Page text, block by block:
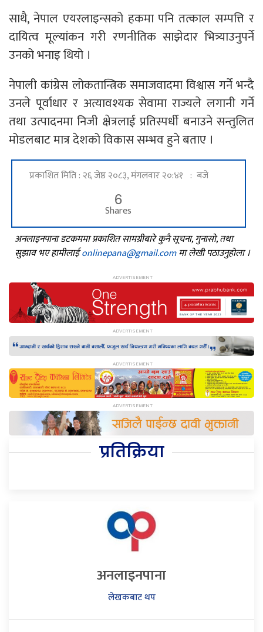
साथै, नेपाल एयरलाइन्सको हकमा पनि तत्काल सम्पत्ति र
दायित्व मूल्यांकन गरी रणनीतिक साझेदार भित्र्याउनुपर्ने
उनको भनाइ थियो ।
नेपाली कांग्रेस लोकतान्त्रिक समाजवादमा विश्वास गर्ने भन्दै
उनले पूर्वाधार र अत्यावश्यक सेवामा राज्यले लगानी गर्ने
तथा उत्पादनमा निजी क्षेत्रलाई प्रतिस्पर्धी बनाउने सन्तुलित
मोडलबाट मात्र देशको विकास सम्भव हुने बताए ।
प्रकाशित मिति : २६ जेष्ठ २०८३, मंगलवार २०:४१ : बजे
6
Shares
अनलाइनपाना डटकममा प्रकाशित सामग्रीबारे कुनै सूचना, गुनासो, तथा
सुझाव भए हामीलाईonlinepana@gmail.comमा लेखी पठाउनुहोला ।
प्रतिक्रिया
अनलाइनपाना
लेखकबाट थप